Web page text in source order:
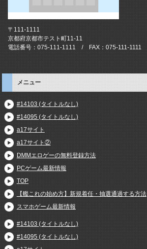
〒111-1111
京都府京都市テスト町11-11
電話番号：075-111-1111 / FAX：075-111-1111
メニュー
#14103 (タイトルなし)
#14095 (タイトルなし)
a17サイト
a17サイト②
DMMエロゲーの無料登録方法
PCゲーム最新情報
TOP
【艦これの始め方】新規着任・抽選通過する方法
スマホゲーム最新情報
#14103 (タイトルなし)
#14095 (タイトルなし)